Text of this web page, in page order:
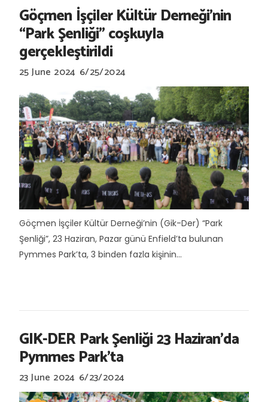
Göçmen İşçiler Kültür Derneği’nin
“Park Şenliği" coşkuyla
gerçekleştirildi
25 June 2024 6/25/2024
Göçmen İşçiler Kültür Derneği’nin (Gik-Der) “Park
Şenliği”, 23 Haziran, Pazar günü Enfield’ta bulunan
Pymmes Park’ta, 3 binden fazla kişinin...
GIK-DER Park Şenliği 23 Haziran’da
Pymmes Park’ta
23 June 2024 6/23/2024